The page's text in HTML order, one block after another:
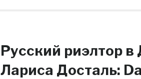
Русский риэлтор в
Лариса Досталь: